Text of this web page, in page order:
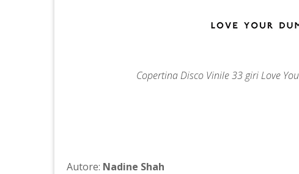
Copertina Disco Vinile 33 giri Love
Autore: Nadine Shah